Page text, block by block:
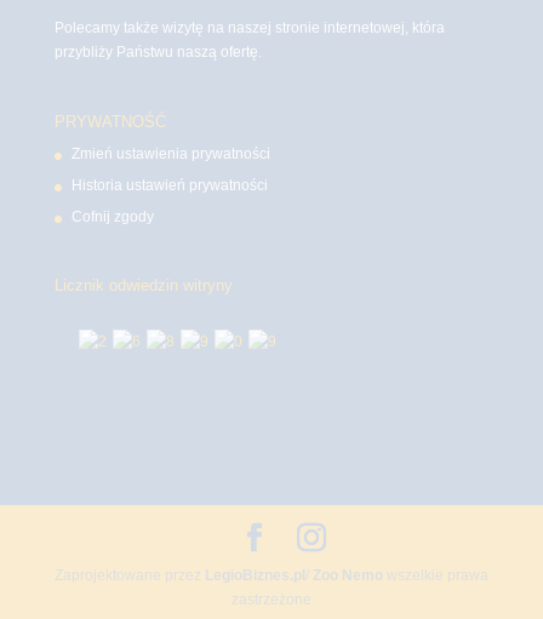
Polecamy także wizytę na naszej stronie internetowej, która
przybliży Państwu naszą ofertę.
PRYWATNOŚĆ
Zmień ustawienia prywatności
Historia ustawień prywatności
Cofnij zgody
Licznik odwiedzin witryny
Zaprojektowane przez LegioBiznes.pl/ Zoo Nemowszelkie prawa
zastrzeżone